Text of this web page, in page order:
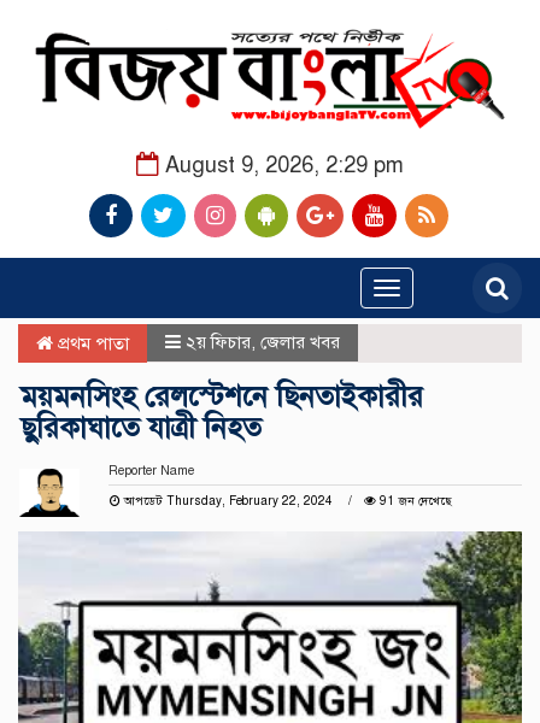
August 9, 2026, 2:29 pm
Toggle
navigation
প্রথম পাতা ২য় ফিচার জেলার খবর
ময়মনসিংহ রেলস্টেশনে ছিনতাইকারীর
ছুরিকাঘাতে যাত্রী নিহত
Reporter Name
আপডেট Thursday, February 22, 2024
91 জন দেখেছে